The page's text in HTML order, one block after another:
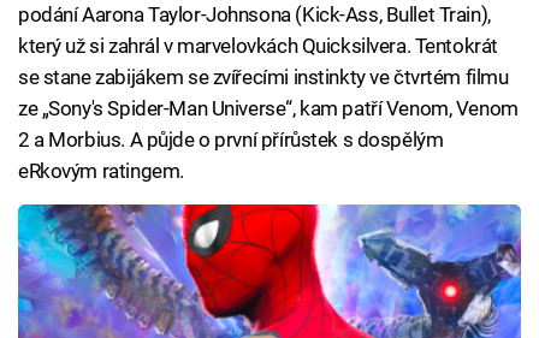
podání Aarona Taylor-Johnsona (Kick-Ass, Bullet Train),
který už si zahrál v marvelovkách Quicksilvera. Tentokrát
se stane zabijákem se zvířecími instinkty ve čtvrtém filmu
ze „Sony's Spider-Man Universe“, kam patří Venom, Venom
2 a Morbius. A půjde o první přírůstek s dospělým
eRkovým ratingem.